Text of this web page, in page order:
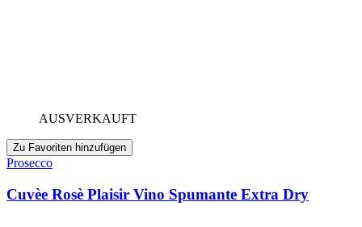
AUSVERKAUFT
Zu Favoriten hinzufügen
Prosecco
Cuvèe Rosè Plaisir Vino Spumante Extra Dry